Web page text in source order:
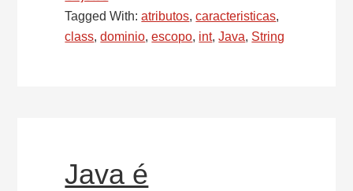
Básico:
Características
Tagged With:atributos,caracteristicas,
class,dominio,escopo, int,Java, String
Java é